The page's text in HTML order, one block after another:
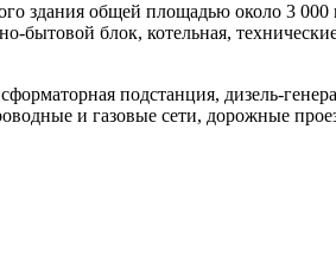
здания общей площадью около 3
бытовой блок, котельная,
подстанция, дизель-
и газовые сети, дорожные